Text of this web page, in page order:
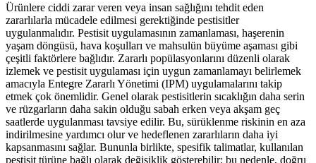
Ürünlere ciddi zarar veren veya insan sağlığını tehdit eden
zararlılarla mücadele edilmesi gerektiğinde pestisitler
uygulanmalıdır. Pestisit uygulamasının zamanlaması, haşerenin
yaşam döngüsü, hava koşulları ve mahsulün büyüme aşaması gibi
çeşitli faktörlere bağlıdır. Zararlı popülasyonlarını düzenli olarak
izlemek ve pestisit uygulaması için uygun zamanlamayı belirlemek
amacıyla Entegre Zararlı Yönetimi (IPM) uygulamalarını takip
etmek çok önemlidir. Genel olarak pestisitlerin sıcaklığın daha serin
ve rüzgarların daha sakin olduğu sabah erken veya akşam geç
saatlerde uygulanması tavsiye edilir. Bu, sürüklenme riskinin en aza
indirilmesine yardımcı olur ve hedeflenen zararlıların daha iyi
kapsanmasını sağlar. Bununla birlikte, spesifik talimatlar, kullanılan
pestisit türüne bağlı olarak değişiklik gösterebilir; bu nedenle, doğru